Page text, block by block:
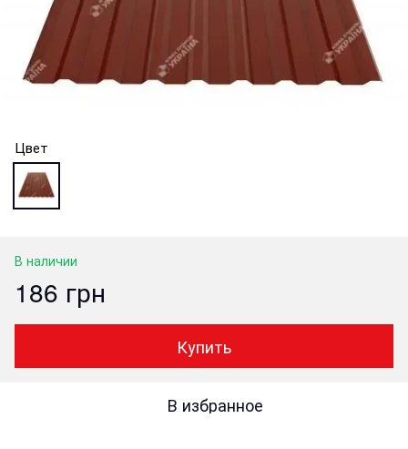
Цвет
В наличии
186 грн
Купить
В избранное